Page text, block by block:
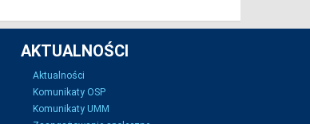
AKTUALNOŚCI
Aktualności
Komunikaty OSP
Komunikaty UMM